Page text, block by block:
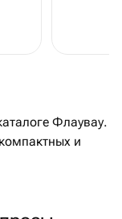
и
Флаувау.
и